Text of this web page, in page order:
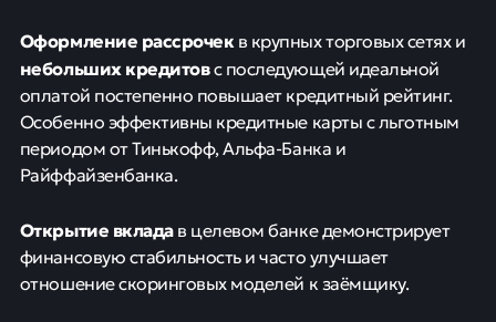
Оформление рассрочекв крупных торговых сетях и
небольших кредитовс последующей идеальной
оплатой постепенно повышает кредитный рейтинг.
Особенно эффективны кредитные карты с льготным
периодом от Тинькофф, Альфа-Банка и
Райффайзенбанка.
Открытие вкладав целевом банке демонстрирует
финансовую стабильность и часто улучшает
отношение скоринговых моделей к заёмщику.